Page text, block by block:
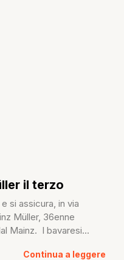
il terzo
si assicura, in via
Müller, 36enne
Mainz. I bavaresi...
Continua a leggere